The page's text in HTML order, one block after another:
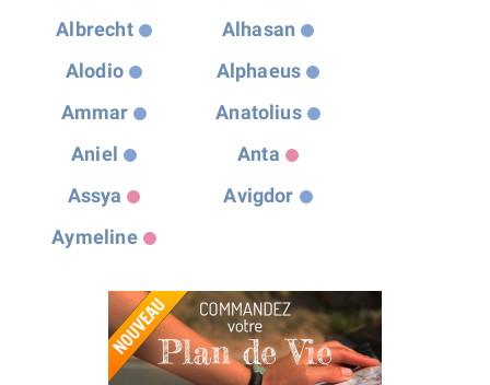
Albrecht
Alhasan
Alodio
Alphaeus
Ammar
Anatolius
Aniel
Anta
Assya
Avigdor
Aymeline